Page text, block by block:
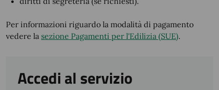
Per informazioni riguardo la modalità di pagamento
vedere la sezione Pagamenti per l'Edilizia (SUE).
Accedi al servizio